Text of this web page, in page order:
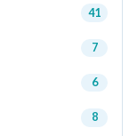
41
7
6
8